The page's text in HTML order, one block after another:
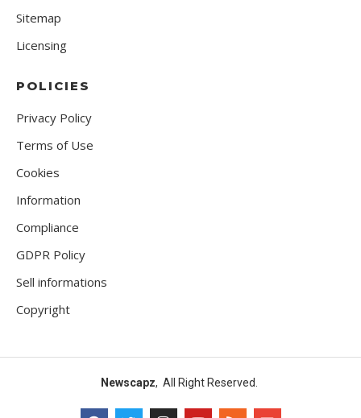
Sitemap
Licensing
POLICIES
Privacy Policy
Terms of Use
Cookies
Information
Compliance
GDPR Policy
Sell informations
Copyright
Newscapz, All Right Reserved.